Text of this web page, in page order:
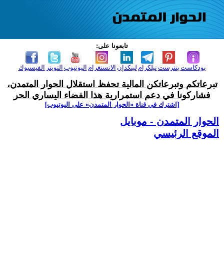
تابعونا على:
الفيسبوك التويتر اليوتيوب الانستغرام لينكدإن تيلكرامبنترست بودكاست
تبرعاتكم وتبرعاتكن المالية تحفظ استقلال الحوار المتمدن،
فشاركونا في دعم استمرارية هذا الفضاء اليساري الحر
[اشترك في قناة ‫«الحوار المتمدن» على اليوتيوب]
الحوار المتمدن - موبايل
الموقع الرئيسي